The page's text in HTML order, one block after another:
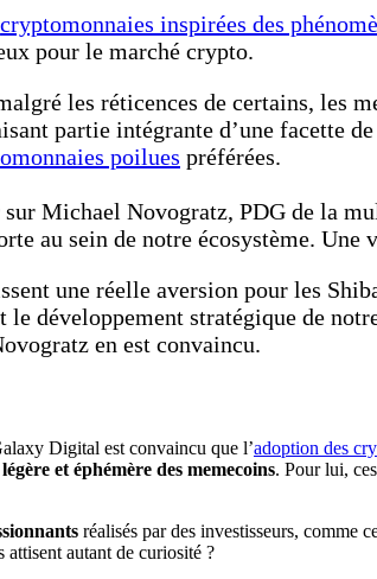
cryptomonnaies inspirées des
pour le marché crypto.
les réticences de certains, les
partie intégrante d’une facette
poilues préférées.
sur Michael Novogratz, PDG de la
au sein de notre écosystème.
une réelle aversion pour les
développement stratégique de
en est convaincu.
Digital est convaincu que l’adoption des
et éphémère des memecoins. Pour lui,
réalisés par des investisseurs, comme
attisent autant de curiosité ?